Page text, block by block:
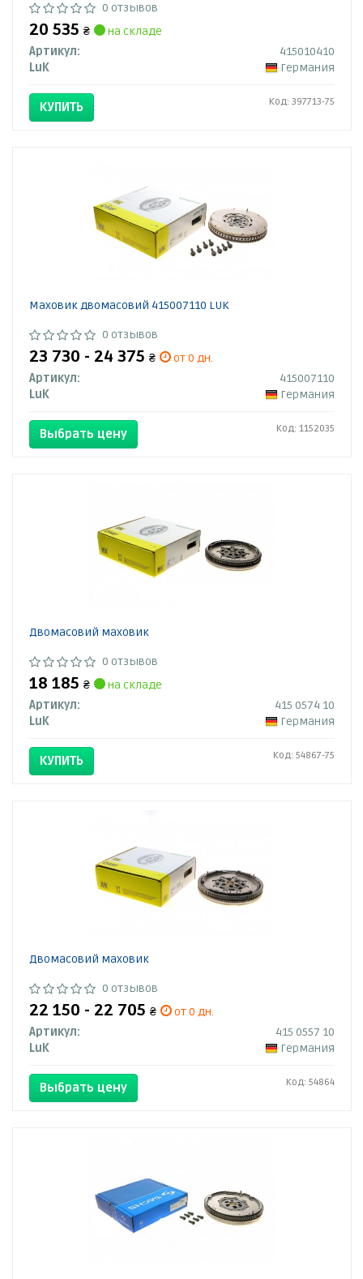
0 отзывов
20 535 ₴
на складе
Артикул:
415010410
LuK
Германия
КУПИТЬ Код: 397713-75
Маховик двомасовий 415007110 LUK
0 отзывов
23 730 - 24 375 ₴
от 0 дн.
Артикул:
415007110
LuK
Германия
Выбрать цену Код: 1152035
Двомасовий маховик
0 отзывов
18 185 ₴
на складе
Артикул:
415 0574 10
LuK
Германия
КУПИТЬ Код: 54867-75
Двомасовий маховик
0 отзывов
22 150 - 22 705 ₴
от 0 дн.
Артикул:
415 0557 10
LuK
Германия
Выбрать цену Код: 54864